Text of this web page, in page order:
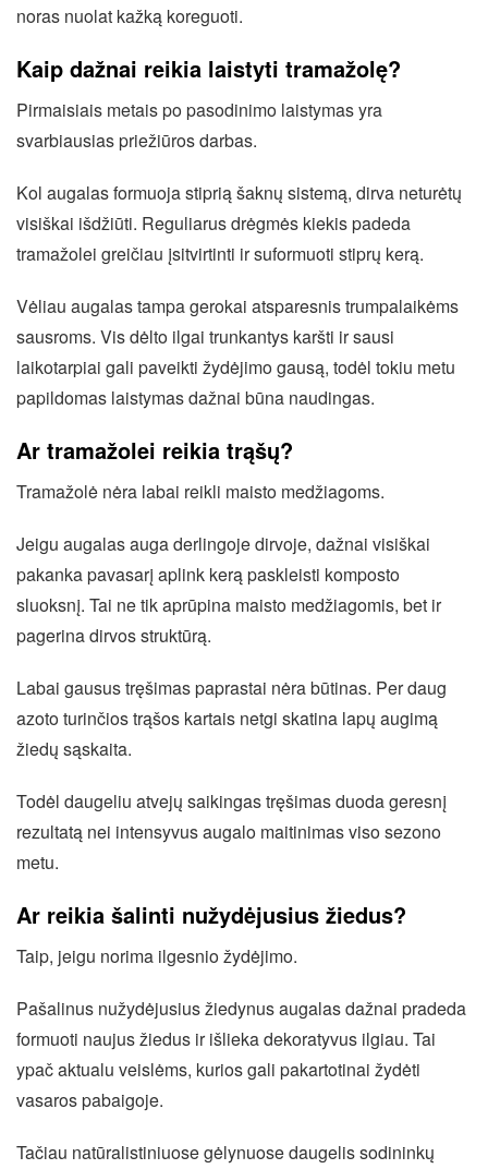
noras nuolat kažką koreguoti.
Kaip dažnai reikia laistyti tramažolę?
Pirmaisiais metais po pasodinimo laistymas yra
svarbiausias priežiūros darbas.
Kol augalas formuoja stiprią šaknų sistemą, dirva neturėtų
visiškai išdžiūti. Reguliarus drėgmės kiekis padeda
tramažolei greičiau įsitvirtinti ir suformuoti stiprų kerą.
Vėliau augalas tampa gerokai atsparesnis trumpalaikėms
sausroms. Vis dėlto ilgai trunkantys karšti ir sausi
laikotarpiai gali paveikti žydėjimo gausą, todėl tokiu metu
papildomas laistymas dažnai būna naudingas.
Ar tramažolei reikia trąšų?
Tramažolė nėra labai reikli maisto medžiagoms.
Jeigu augalas auga derlingoje dirvoje, dažnai visiškai
pakanka pavasarį aplink kerą paskleisti komposto
sluoksnį. Tai ne tik aprūpina maisto medžiagomis, bet ir
pagerina dirvos struktūrą.
Labai gausus tręšimas paprastai nėra būtinas. Per daug
azoto turinčios trąšos kartais netgi skatina lapų augimą
žiedų sąskaita.
Todėl daugeliu atvejų saikingas tręšimas duoda geresnį
rezultatą nei intensyvus augalo maitinimas viso sezono
metu.
Ar reikia šalinti nužydėjusius žiedus?
Taip, jeigu norima ilgesnio žydėjimo.
Pašalinus nužydėjusius žiedynus augalas dažnai pradeda
formuoti naujus žiedus ir išlieka dekoratyvus ilgiau. Tai
ypač aktualu veislėms, kurios gali pakartotinai žydėti
vasaros pabaigoje.
Tačiau natūralistiniuose gėlynuose daugelis sodininkų